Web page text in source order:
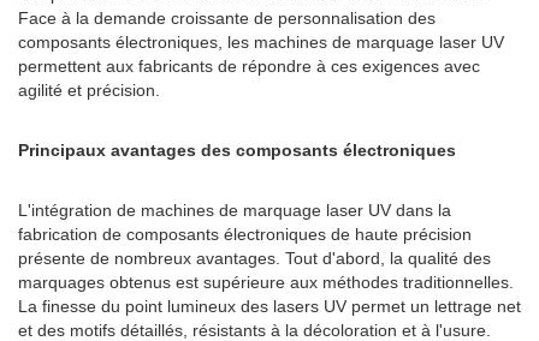
Face à la demande croissante de personnalisation des
composants électroniques, les machines de marquage laser UV
permettent aux fabricants de répondre à ces exigences avec
agilité et précision.
Principaux avantages des composants électroniques
L'intégration de machines de marquage laser UV dans la
fabrication de composants électroniques de haute précision
présente de nombreux avantages. Tout d'abord, la qualité des
marquages ​​obtenus est supérieure aux méthodes traditionnelles.
La finesse du point lumineux des lasers UV permet un lettrage net
et des motifs détaillés, résistants à la décoloration et à l'usure.